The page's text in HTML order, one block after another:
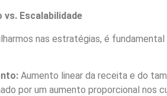
vs. Escalabilidade
nas estratégias, é
Aumento linear da receita e do
por um aumento proporcional nos